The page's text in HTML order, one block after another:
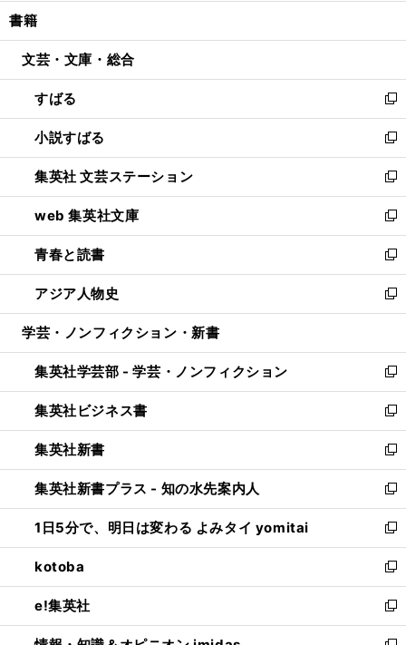
開
ウ
開
く
ウ
ン
ウ
で
開
く
し
ウ
ン
ド
ウ
で
開
く
書籍
文芸・文庫・総合
すばる
新
し
い
ウ
ィ
ン
ド
ウ
で
開
く
小説すばる
新
し
い
ウ
ィ
ン
ド
ウ
で
開
集英社 文芸ステーション
新
し
い
ウ
ィ
ン
ド
ウ
開
く
web 集英社文庫
新
し
い
ウ
ィ
ン
ウ
で
開
く
青春と読書
新
し
い
ウ
ン
ド
ウ
で
開
く
アジア人物史
新
し
ウ
ィ
ン
ド
ウ
で
開
く
学芸・ノンフィクション・新書
集英社学芸部 - 学芸・ノンフィクション
新
し
い
ウ
ィ
ン
ド
ウ
で
開
く
集英社ビジネス書
新
し
い
ウ
ィ
ン
ド
ウ
で
開
く
集英社新書
新
し
い
ウ
ィ
ン
ド
ウ
で
開
集英社新書プラス - 知の水先案内人
新
し
い
ウ
ィ
ン
ド
ウ
1日5分で、明日は変わる よみタイ yomitai
新
し
い
ウ
ィ
ン
kotoba
新
し
い
ウ
e!集英社
新
し